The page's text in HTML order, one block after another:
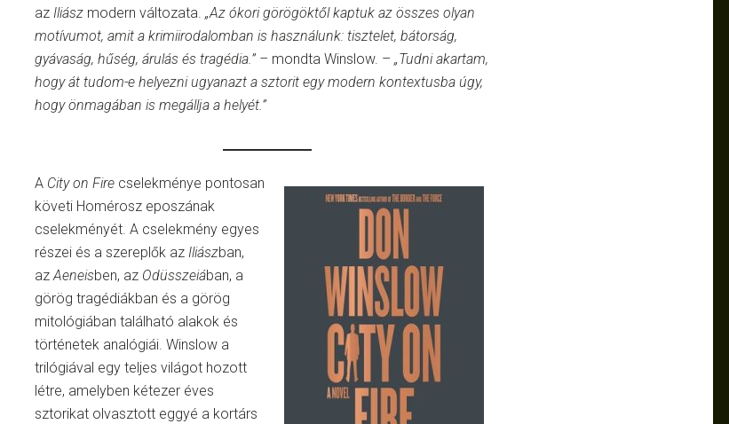
az Iliász modern változata. „Az ókori görögöktől kaptuk az összes olyan
motívumot, amit a krimiirodalomban is használunk: tisztelet, bátorság,
gyávaság, hűség, árulás és tragédia.” – mondta Winslow. – „Tudni akartam,
hogy át tudom-e helyezni ugyanazt a sztorit egy modern kontextusba úgy,
hogy önmagában is megállja a helyét.”
A City on Fire cselekménye pontosan
követi Homérosz eposzának
cselekményét. A cselekmény egyes
részei és a szereplők az Iliászban,
azAeneisben, az Odüsszeiában, a
görög tragédiákban és a görög
mitológiában található alakok és
történetek analógiái. Winslow a
trilógiával egy teljes világot hozott
létre, amelyben kétezer éves
sztorikat olvasztott eggyé a kortárs